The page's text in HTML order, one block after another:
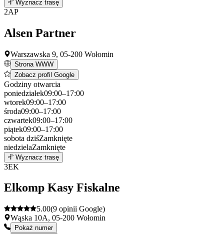
+
−
Wyznacz trasę
2AP
Alsen Partner
Warszawska 9, 05-200 Wołomin
Strona WWW
Zobacz profil Google
Godziny otwarcia
poniedziałek09:00–17:00
wtorek09:00–17:00
środa09:00–17:00
czwartek09:00–17:00
piątek09:00–17:00
sobota dziśZamknięte
niedzielaZamknięte
+
−
Wyznacz trasę
3EK
Elkomp Kasy Fiskalne
5.00(9 opinii Google)
Wąska 10A, 05-200 Wołomin
Pokaż numer